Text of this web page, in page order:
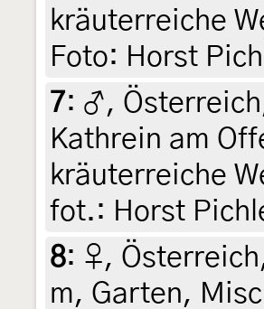
kräuterreiche
Foto: Horst
7: ♂,
Kathrein am
kräuterreiche
fot.: Horst
8: ♀,
m, Garten,